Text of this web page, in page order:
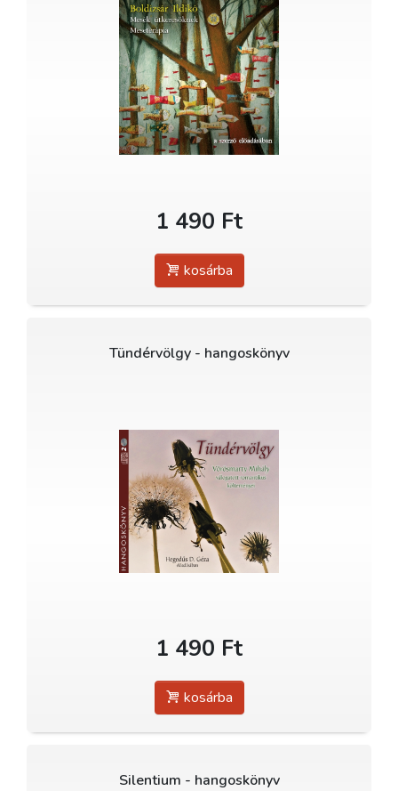
1 490 Ft
kosárba
Tündérvölgy - hangoskönyv
1 490 Ft
kosárba
Silentium - hangoskönyv